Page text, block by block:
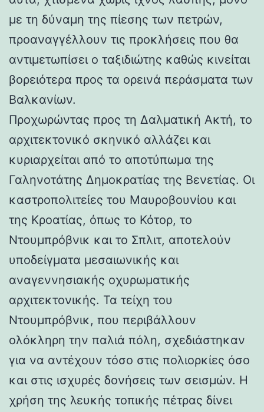
με τη δύναμη της πίεσης των πετρών,
προαναγγέλλουν τις προκλήσεις που θα
αντιμετωπίσει ο ταξιδιώτης καθώς κινείται
βορειότερα προς τα ορεινά περάσματα των
Βαλκανίων.
Προχωρώντας προς τη Δαλματική Ακτή, το
αρχιτεκτονικό σκηνικό αλλάζει και
κυριαρχείται από το αποτύπωμα της
Γαληνοτάτης Δημοκρατίας της Βενετίας. Οι
καστροπολιτείες του Μαυροβουνίου και
της Κροατίας, όπως το Κότορ, το
Ντουμπρόβνικ και το Σπλιτ, αποτελούν
υποδείγματα μεσαιωνικής και
αναγεννησιακής οχυρωματικής
αρχιτεκτονικής. Τα τείχη του
Ντουμπρόβνικ, που περιβάλλουν
ολόκληρη την παλιά πόλη, σχεδιάστηκαν
για να αντέχουν τόσο στις πολιορκίες όσο
και στις ισχυρές δονήσεις των σεισμών. Η
χρήση της λευκής τοπικής πέτρας δίνει